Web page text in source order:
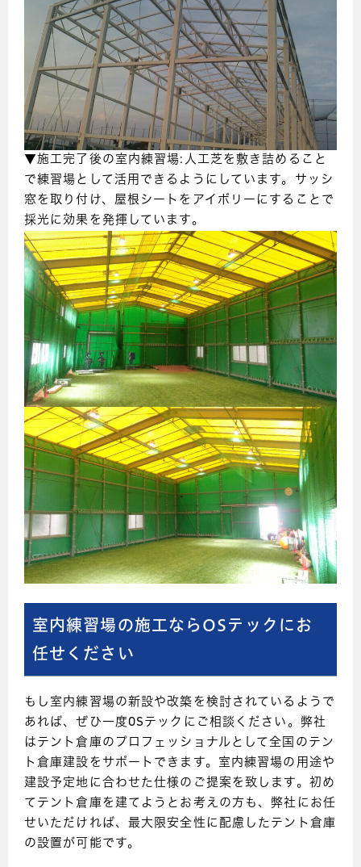
▼施工完了後の室内練習場:人工芝を敷き詰めること
で練習場として活用できるようにしています。サッシ
窓を取り付け、屋根シートをアイボリーにすることで
採光に効果を発揮しています。
室内練習場の施工ならOSテックにお
任せください
もし室内練習場の新設や改築を検討されているようで
あれば、ぜひ一度OSテックにご相談ください。弊社
はテント倉庫のプロフェッショナルとして全国のテン
ト倉庫建設をサポートできます。室内練習場の用途や
建設予定地に合わせた仕様のご提案を致します。初め
てテント倉庫を建てようとお考えの方も、弊社にお任
せいただければ、最大限安全性に配慮したテント倉庫
の設置が可能です。